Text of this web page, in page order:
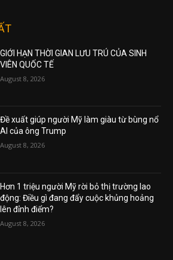
GIỚI HẠN THỜI GIAN LƯU TRÚ CỦA SINH
VIÊN QUỐC TẾ
August 8, 2026
Đề xuất giúp người Mỹ làm giàu từ bùng nổ
AI của ông Trump
August 8, 2026
Hơn 1 triệu người Mỹ rời bỏ thị trường lao
động: Điều gì đang đẩy cuộc khủng hoảng
lên đỉnh điểm?
August 8, 2026